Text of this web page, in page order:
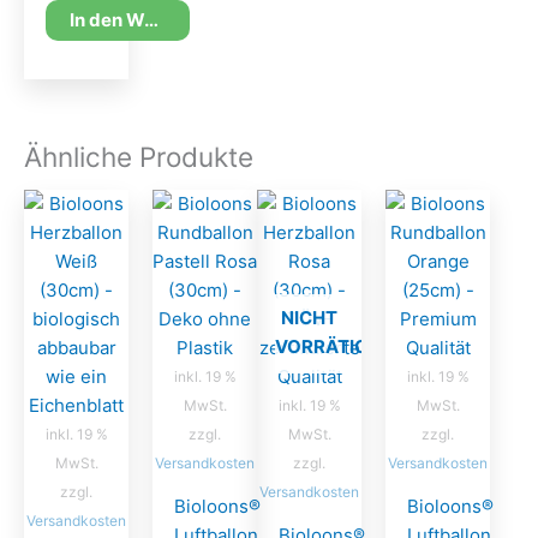
In den Warenkorb
Ähnliche Produkte
inkl. 19 %
MwSt.
zzgl.
Versandkosten
inkl. 19 %
MwSt.
zzgl.
Versandkosten
Bioloons®
NICHT
VORRÄTIG
inkl. 19 %
MwSt.
zzgl.
Versandkosten
inkl. 19 %
MwSt.
zzgl.
Versandkosten
Bioloons®